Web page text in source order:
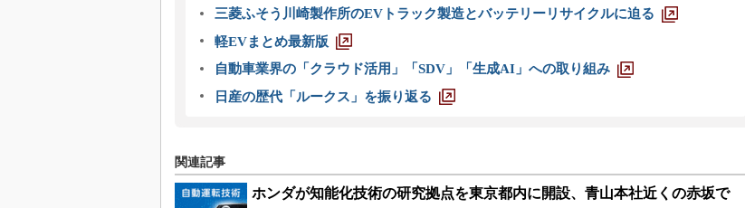
三菱ふそう川崎製作所のEVトラック製造とバッテリーリサイクルに迫る
軽EVまとめ最新版
自動車業界の「クラウド活用」「SDV」「生成AI」への取り組み
日産の歴代「ルークス」を振り返る
関連記事
ホンダが知能化技術の研究拠点を東京都内に開設、青山本社近くの赤坂で